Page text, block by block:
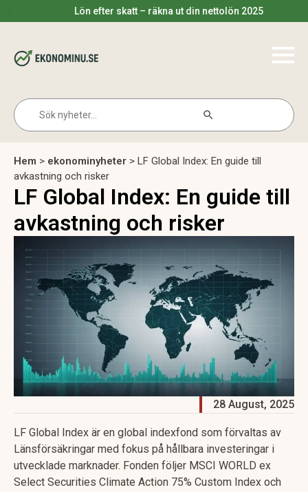
Lön efter skatt – räkna ut din nettolön 2025
for:
Hem > ekonominyheter > LF Global Index: En guide till
avkastning och risker
LF Global Index: En guide till
avkastning och risker
28 August, 2025
LF Global Index är en global indexfond som förvaltas av
Länsförsäkringar med fokus på hållbara investeringar i
utvecklade marknader. Fonden följer MSCI WORLD ex
Select Securities Climate Action 75% Custom Index och